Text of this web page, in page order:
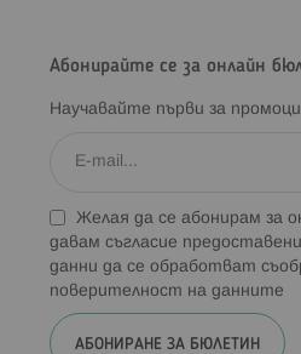
Абонирайте се за онлайн
Научавайте първи за
Желая да се абонирам за
давам съгласие
данни да се обработват
поверителност на данните
АБОНИРАНЕ ЗА БЮЛЕТИН